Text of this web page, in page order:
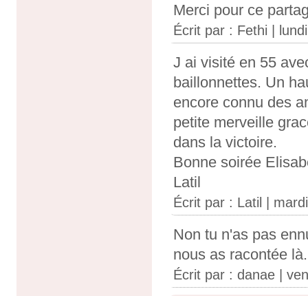
Merci pour ce
Écrit par : Fethi |
J ai visité en 55
baillonnettes. Un
encore connu des
petite merveille
dans la victoire.
Bonne soirée
Latil
Écrit par : Latil |
Non tu n'as pas
nous as racontée
Écrit par : danae |